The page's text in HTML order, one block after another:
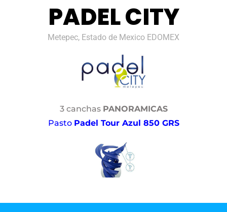
PADEL CITY
Metepec, Estado de Mexico EDOMEX
3 canchas PANORAMICAS
Pasto Padel Tour Azul 850 GRS